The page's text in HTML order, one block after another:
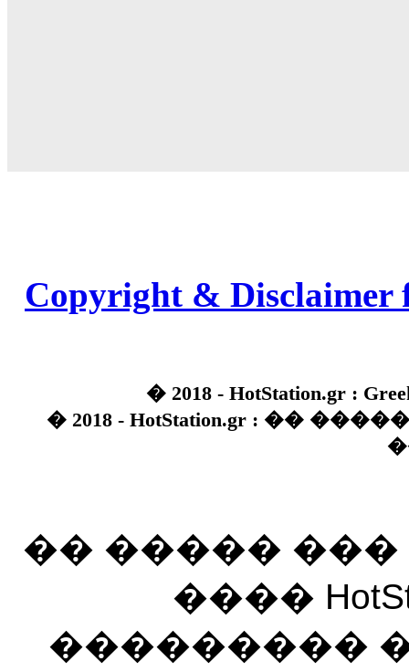
Copyright & Disclaimer
� 2018 - HotStation.gr :
� 2018 - HotStation.gr : ��
�� �����
����
��������� ���